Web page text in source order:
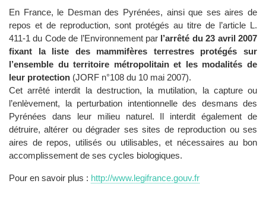
En France, le Desman des Pyrénées, ainsi que ses aires de
repos et de reproduction, sont protégés au titre de l’article L.
411-1 du Code de l’Environnement par l’arrêté du 23 avril 2007
fixant la liste des mammifères terrestres protégés sur
l’ensemble du territoire métropolitain et les modalités de
leur protection (JORF n°108 du 10 mai 2007).
Cet arrêté interdit la destruction, la mutilation, la capture ou
l’enlèvement, la perturbation intentionnelle des desmans des
Pyrénées dans leur milieu naturel. Il interdit également de
détruire, altérer ou dégrader ses sites de reproduction ou ses
aires de repos, utilisés ou utilisables, et nécessaires au bon
accomplissement de ses cycles biologiques.
Pour en savoir plus : http://www.legifrance.gouv.fr